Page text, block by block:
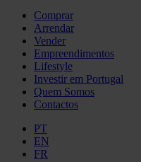
Comprar
Arrendar
Vender
Empreendimentos
Lifestyle
Investir em Portugal
Quem Somos
Contactos
PT
EN
FR